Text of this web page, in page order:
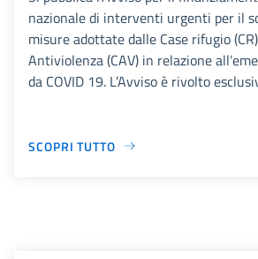
nazionale di interventi urgenti per il
misure adottate dalle Case rifugio
Antiviolenza (CAV) in relazione
da COVID 19. L’Avviso è rivolto
SCOPRI TUTTO